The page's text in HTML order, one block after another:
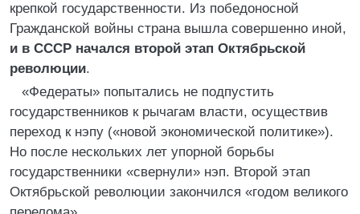
крепкой государственности. Из победоносной
Гражданской войны страна вышла совершенно иной,
и в СССР начался второй этап Октябрьской
революции.
«Федераты» попытались не подпустить
государственников к рычагам власти, осуществив
переход к нэпу («новой экономической политике»).
Но после нескольких лет упорной борьбы
государственники «свернули» нэп. Второй этап
Октябрьской революции закончился «годом великого